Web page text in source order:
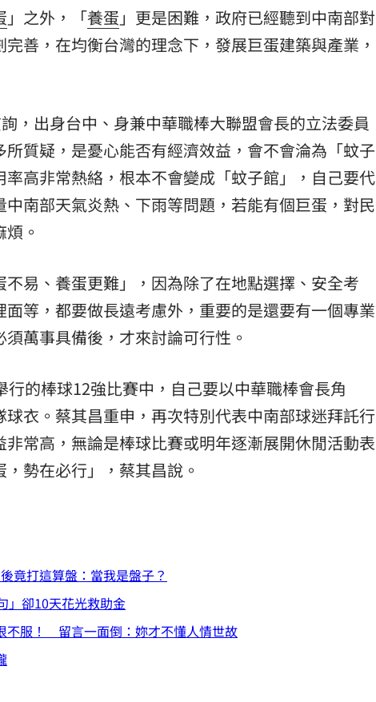
」之外，「養蛋 」更是困難，政府已經聽到中南部對
善，在均衡台灣的理念下，發展巨蛋建築與產業，
，出身台中、身兼中華職棒大聯盟會長的立法委員
質疑，是憂心能否有經濟效益，會不會淪為「蚊子
高非常熱絡，根本不會變成「蚊子館」，自己要代
中南部天氣炎熱、下雨等問題，若能有個巨蛋，對民
。
易、養蛋更難」，因為除了在地點選擇、安全考
等，都要做長遠考慮外，重要的是還要有一個專業
萬事具備後，才來討論可行性。
的棒球12強比賽中，自己要以中華職棒會長角
衣。蔡其昌重申，再次特別代表中南部球迷拜託行
常高，無論是棒球比賽或明年逐漸展開休閒活動表
勢在必行」，蔡其昌說。
竟打這算盤：當我是盤子？
」卻10天花光救助金
不服！ 留言一面倒：妳才不懂人情世故